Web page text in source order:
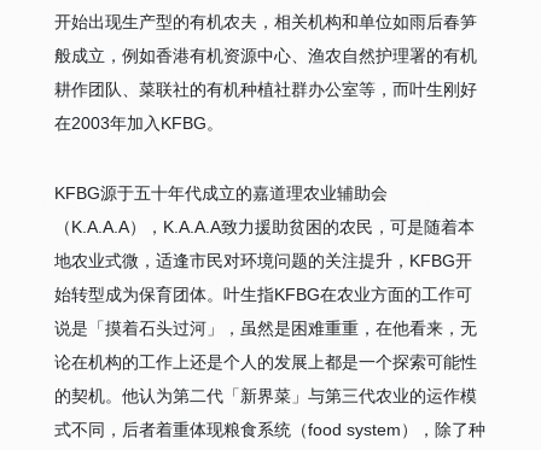
开始出现生产型的有机农夫，相关机构和单位如雨后春笋
般成立，例如香港有机资源中心、渔农自然护理署的有机
耕作团队、菜联社的有机种植社群办公室等，而叶生刚好
在2003年加入KFBG。
KFBG源于五十年代成立的嘉道理农业辅助会
（K.A.A.A），K.A.A.A致力援助贫困的农民，可是随着本
地农业式微，适逢市民对环境问题的关注提升，KFBG开
始转型成为保育团体。叶生指KFBG在农业方面的工作可
说是「摸着石头过河」，虽然是困难重重，在他看来，无
论在机构的工作上还是个人的发展上都是一个探索可能性
的契机。他认为第二代「新界菜」与第三代农业的运作模
式不同，后者着重体现粮食系统（food system），除了种